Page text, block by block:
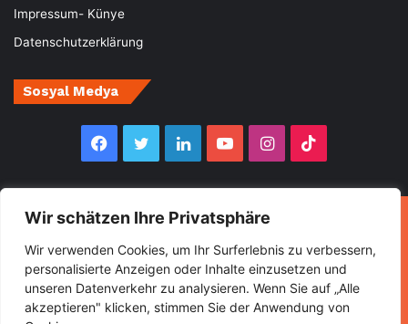
Wir schätzen Ihre Privatsphäre
Wir verwenden Cookies, um Ihr Surferlebnis zu verbessern,
personalisierte Anzeigen oder Inhalte einzusetzen und
unseren Datenverkehr zu analysieren. Wenn Sie auf „Alle
akzeptieren" klicken, stimmen Sie der Anwendung von
Impressum- Künye
Datenschutzerklärung
Sosyal Medya
Facebook
TwitterLinkedInYouTubeInstagram
© Copyright 2026, All Rights Reserved Muhabirce
Ana Sayfa
Haberler Ekonomi
Gurbette Bir Ömür
Kültür&Sanat
Spor Turizm